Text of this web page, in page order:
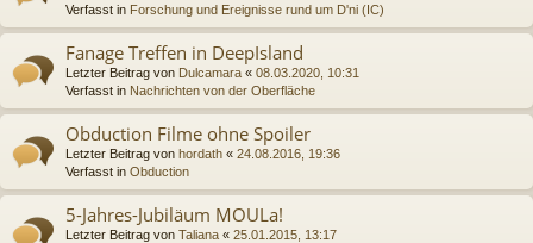
Verfasst in Forschung und Ereignisse rund um D'ni (IC)
Fanage Treffen in DeepIsland
Letzter Beitrag von Dulcamara « 08.03.2020, 10:31
Verfasst in Nachrichten von der Oberfläche
Obduction Filme ohne Spoiler
Letzter Beitrag von hordath « 24.08.2016, 19:36
Verfasst in Obduction
5-Jahres-Jubiläum MOULa!
Letzter Beitrag von Taliana « 25.01.2015, 13:17